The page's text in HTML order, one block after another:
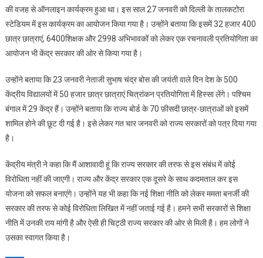
मिलकर
करेंगे
काम
शिक्षा
मंत्री
की वजह से ऑनलाइन कार्यक्रम हुआ था। इस साल 27 जनवरी को दिल्ली के तालकटोरा
स्टेडियम में इस कार्यक्रम का आयोजन किया गया है। उन्होंने बताया कि इसमें 32 हजार 400
छात्र छात्राएं, 6400शिक्षक और 2998 अभिभावकों को लेकर एक रचनावली प्रतियोगिता का
आयोजन भी केंद्र सरकार की ओर से किया गया है।
उन्होंने बताया कि 23 जनवरी नेताजी सुभाष चंद्र बोस की जयंती वाले दिन देश के 500
केंद्रीय विद्यालयों में 50 हजार छात्र छात्राएं चित्रांकन प्रतियोगिता में हिस्सा लेंगे। पश्चिम
बंगाल में 29 केंद्र हैं। उन्होंने बताया कि राज्य बोर्ड के 70 फ़ीसदी छात्र-छात्राओं को इसमें
शामिल होने की छूट दी गई है। इसे लेकर गत चार जनवरी को राज्य सरकारों को पत्र दिया गया
है।
केंद्रीय मंत्री ने कहा कि मैं आशावादी हूं कि राज्य सरकार की तरफ से इस संबंध में कोई
विरोधिता नहीं की जाएगी। राज्य और केंद्र सरकार एक दूसरे के साथ कदमताल कर इस
योजना को सफल बनाएंगे। उन्होंने यह भी कहा कि नई शिक्षा नीति को लेकर ममता बनर्जी की
सरकार की तरफ से कोई विरोधिता लिखित में नहीं जताई गई है। हमने सभी सरकारों से शिक्षा
नीति में उनकी राय मांगी है और ऐसी ही चिट्ठी राज्य सरकार की ओर से मिली है। हम लोगों ने
उसका स्वागत किया है।